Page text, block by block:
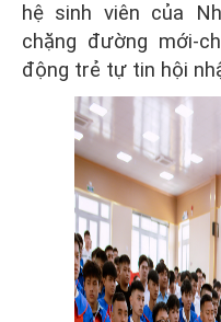
hệ sinh viên của
chặng đường mới-
động trẻ tự tin hội